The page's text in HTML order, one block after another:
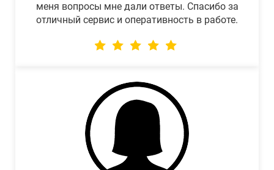
меня вопросы мне дали ответы. Спасибо за
отличный сервис и оперативность в работе.